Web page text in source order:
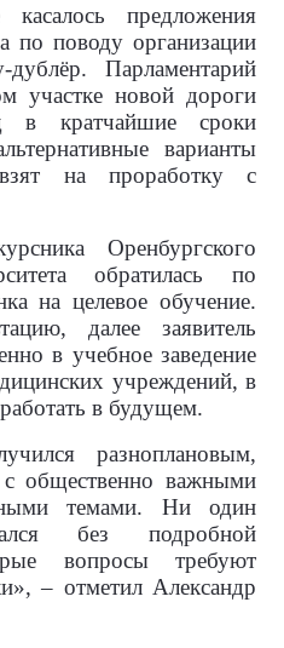
предложения
по поводу организации
дублёр. Парламентарий
участке новой дороги
в кратчайшие сроки
варианты
на проработку с
Оренбургского
обратилась по
на целевое обучение.
далее заявитель
в учебное заведение
учреждений, в
в будущем.
разноплановым,
общественно важными
темами. Ни один
без подробной
вопросы требуют
– отметил Александр